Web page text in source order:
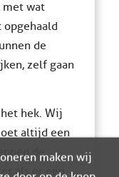
met wat
de
zelf gaan
hek. Wij
altijd een
de
als er een
maken wij